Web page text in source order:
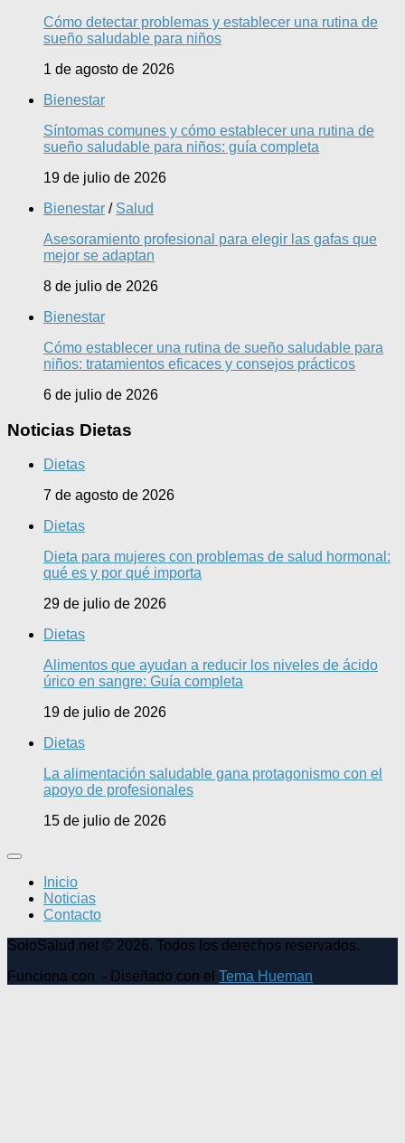
Cómo detectar problemas y establecer una rutina de
sueño saludable para niños
1 de agosto de 2026
Bienestar
Síntomas comunes y cómo establecer una rutina de
sueño saludable para niños: guía completa
19 de julio de 2026
Bienestar / Salud
Asesoramiento profesional para elegir las gafas que
mejor se adaptan
8 de julio de 2026
Bienestar
Cómo establecer una rutina de sueño saludable para
niños: tratamientos eficaces y consejos prácticos
6 de julio de 2026
Noticias Dietas
Dietas
7 de agosto de 2026
Dietas
Dieta para mujeres con problemas de salud hormonal:
qué es y por qué importa
29 de julio de 2026
Dietas
Alimentos que ayudan a reducir los niveles de ácido
úrico en sangre: Guía completa
19 de julio de 2026
Dietas
La alimentación saludable gana protagonismo con el
apoyo de profesionales
15 de julio de 2026
Inicio
Noticias
Contacto
SoloSalud.net © 2026. Todos los derechos reservados.
Funciona con - Diseñado con el Tema Hueman